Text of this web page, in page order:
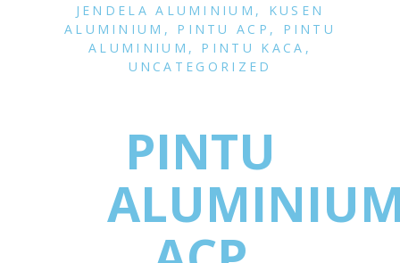
JENDELA ALUMINIUM , KUSEN
ALUMINIUM , PINTU ACP , PINTU
ALUMINIUM , PINTU KACA ,
UNCATEGORIZED
PINTU